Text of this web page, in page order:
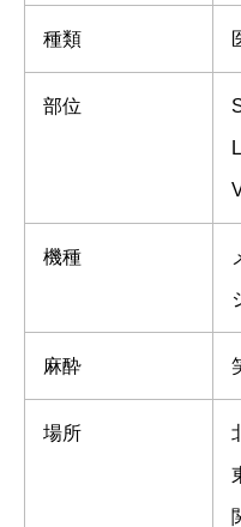
種類
部位
機種
麻酔
場所